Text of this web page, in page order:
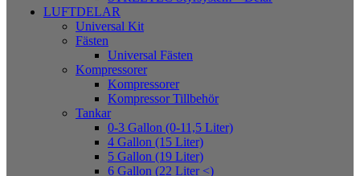
LUFTDELAR
Universal Kit
Fästen
Universal Fästen
Kompressorer
Kompressorer
Kompressor Tillbehör
Tankar
0-3 Gallon (0-11,5 Liter)
4 Gallon (15 Liter)
5 Gallon (19 Liter)
6 Gallon (22 Liter <)